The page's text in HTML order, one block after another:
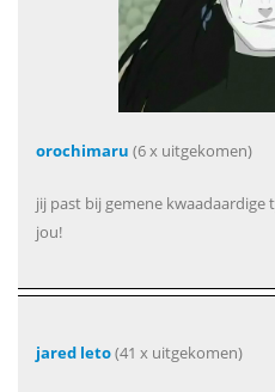
orochimaru (6 x uitgekomen)
jij past bij gemene
jou!
jared leto(41 x uitgekomen)